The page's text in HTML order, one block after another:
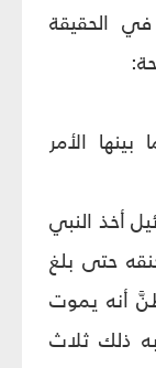
الحقيقة
بينها الأمر
أخذ النبي
حتى بلغ
أنه يموت
ذلك ثلاث